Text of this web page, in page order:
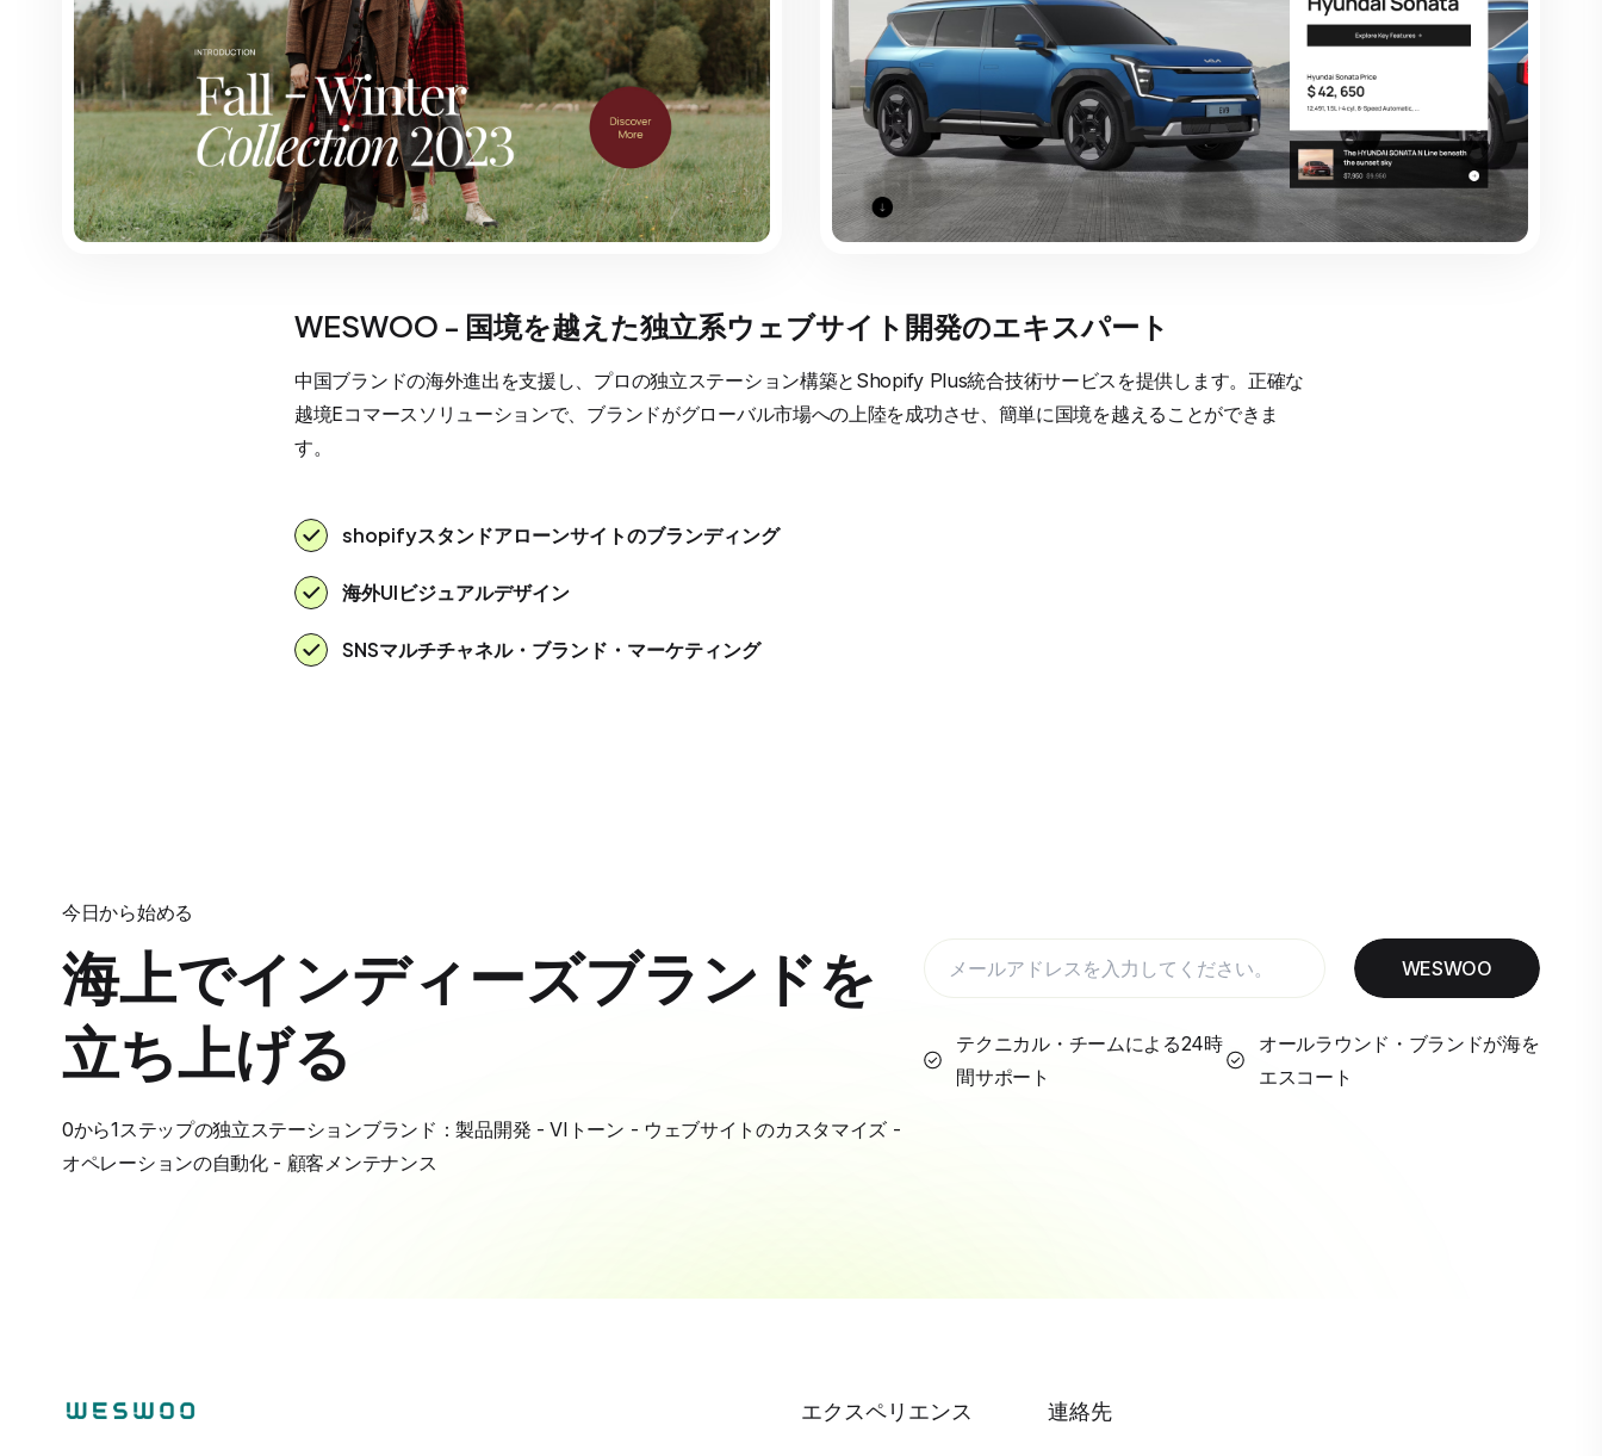
WESWOO - 国境を越えた独立系ウェブサイト開発のエキスパート
中国ブランドの海外進出を支援し、プロの独立ステーション構築とShopify Plus統合技術サービスを提供します。正確な
越境Eコマースソリューションで、ブランドがグローバル市場への上陸を成功させ、簡単に国境を越えることができま
す。
shopifyスタンドアローンサイトのブランディング
海外UIビジュアルデザイン
SNSマルチチャネル・ブランド・マーケティング
今日から始める
海上でインディーズブランドを
立ち上げる
0から1ステップの独立ステーションブランド：製品開発 - VIトーン - ウェブサイトのカスタマイズ -
オペレーションの自動化 - 顧客メンテナンス
WESWOO
テクニカル・チームによる24時
間サポート
オールラウンド・ブランドが海を
エスコート
エクスペリエンス 連絡先